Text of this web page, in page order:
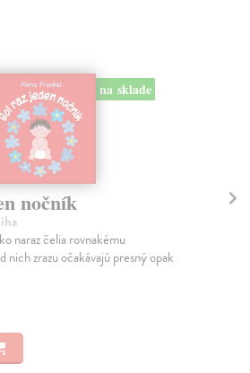
na sklade
nočník
naraz čelia rovnakému
nich zrazu očakávajú presný opak